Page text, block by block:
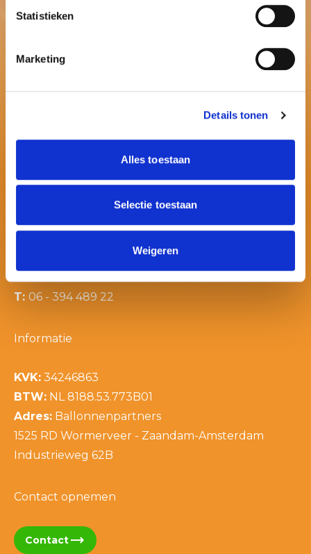
Statistieken
Marketing
Details tonen
Alles toestaan
Selectie toestaan
Weigeren
info@ballonnenpartners.nl
T: 06 - 394 489 22
Informatie
KVK: 34246863
BTW: NL 8188.53.773B01
Adres: Ballonnenpartners
1525 RD Wormerveer - Zaandam-Amsterdam
Industrieweg 62B
Contact opnemen
Contacttrending_flat